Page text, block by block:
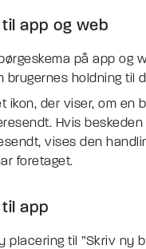
app og web
på app og
brugernes holdning til
ikon, der viser, om en
Hvis
vises den
foretaget.
app
placering til ”Skriv ny